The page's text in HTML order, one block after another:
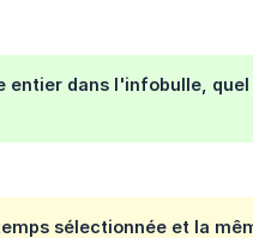
entier dans l'infobulle,
sélectionnée et la